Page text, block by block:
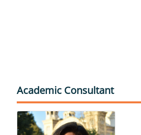
Academic Consultant